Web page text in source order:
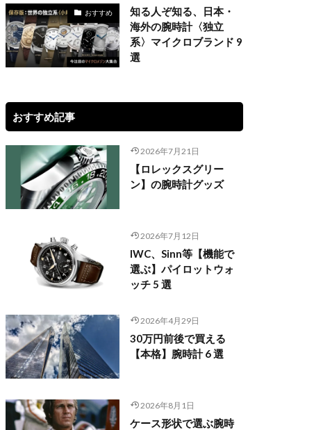
おすすめ
知る人ぞ知る、日本・
海外の腕時計〈独立
系〉マイクロブランド 9
選
おすすめ記事
2026年7月21日
【ロレックスグリー
ン】の腕時計グッズ
2026年7月12日
IWC、Sinn等【機能で
選ぶ】パイロットウォ
ッチ 5 選
2026年4月29日
30万円前後で買える
【本格】腕時計 6 選
2026年8月1日
ケース形状で選ぶ腕時